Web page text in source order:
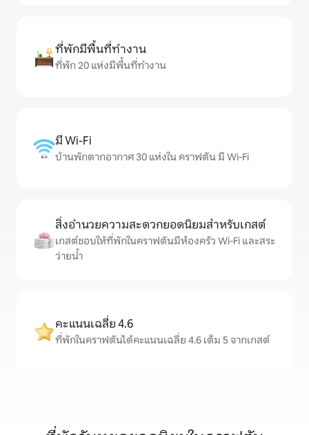
ที่พักมีพื้นที่ทำงาน
ที่พัก 20 แห่งมีพื้นที่ทำงาน
มี Wi-Fi
บ้านพักตากอากาศ 30 แห่งใน คราฟตัน มี Wi-Fi
สิ่งอำนวยความสะดวกยอดนิยมสำหรับเกสต์
เกสต์ชอบให้ที่พักในคราฟตันมีห้องครัว Wi-Fi และสระ
ว่ายน้ำ
คะแนนเฉลี่ย 4.6
ที่พักในคราฟตันได้คะแนนเฉลี่ย 4.6 เต็ม 5 จากเกสต์